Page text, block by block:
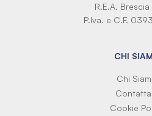
R.E.A. Brescia
P.Iva. e C.F.
CHI
Chi
Cookie